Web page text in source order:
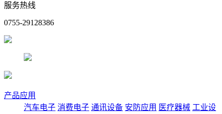
服务热线
0755-29128386
产品应用
汽车电子 消费电子 通讯设备 安防应用 医疗器械 工业设